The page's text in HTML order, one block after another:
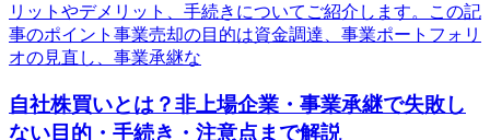
リットやデメリット、手続きについてご紹介します。この記
事のポイント事業売却の目的は資金調達、事業ポートフォリ
オの見直し、事業承継な
自社株買いとは？非上場企業・事業承継で失敗し
ない目的・手続き・注意点まで解説